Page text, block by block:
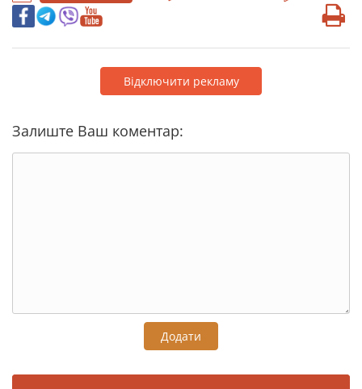
Відключити рекламу
Залиште Ваш коментар:
Додати